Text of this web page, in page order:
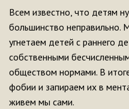
Всем известно, что детям
большинство неправильно.
угнетаем детей с раннего
собственными
обществом нормами. В
фобии и запираем их в
живем мы сами.